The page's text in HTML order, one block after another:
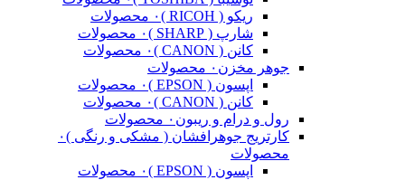
ریکو ( RICOH )
۰ محصولات
شارپ ( SHARP )
۰ محصولات
کانن ( CANON )
۰ محصولات
جوهر مخزن ۰ محصولات
اپسون ( EPSON )
۰ محصولات
کانن ( CANON )
۰ محصولات
رول و درام و ریبون ۰ محصولات
کارتریج جوهرافشان ( مشکی و رنگی )۰
محصولات
اپسون ( EPSON )
۰ محصولات